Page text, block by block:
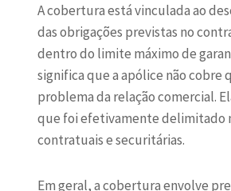
A cobertura está vinculada ao
das obrigações previstas no
dentro do limite máximo de
significa que a apólice não cobre
problema da relação comercial.
que foi efetivamente delimitado
contratuais e securitárias.
Em geral, a cobertura envolve